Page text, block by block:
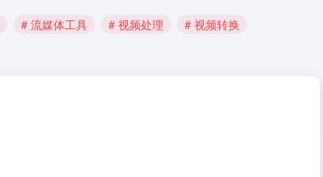
# 流媒体工具 # 视频处理 # 视频转换